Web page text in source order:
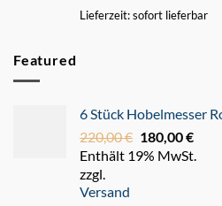
Lieferzeit: sofort lieferbar
Featured
6 Stück Hobelmesser
220,00€
Preis
180,00€
Preis
Enthält 19% MwSt.
zzgl.
Versand